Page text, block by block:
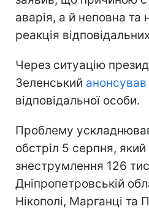
аварія, а й неповна та
реакція
Через ситуацію
Зеленський анонсував
відповідальної особи.
Проблему
обстріл 5 серпня, який
знеструмлення 126
Дніпропетровській
Нікополі, Марганці та